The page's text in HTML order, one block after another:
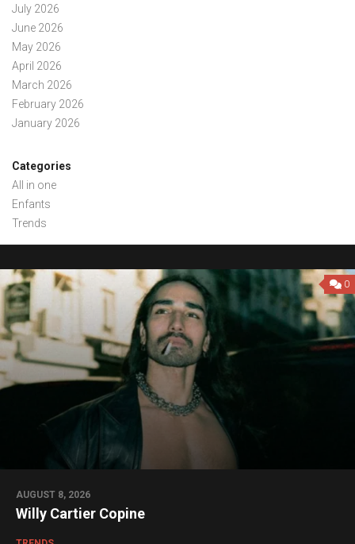
July 2026
June 2026
May 2026
April 2026
March 2026
February 2026
January 2026
Categories
All in one
Enfants
Trends
0
AUGUST 8, 2026
Willy Cartier Copine